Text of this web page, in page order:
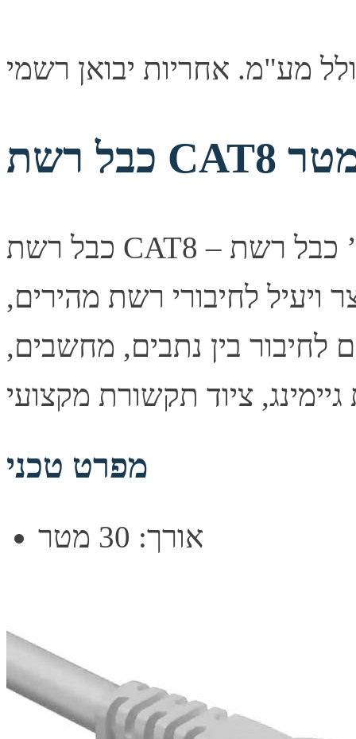
כבל רשת CAT8 – איכות ומהירות - אורך 30 מ’ כבל רשת CAT8
– פתרון צר ויעיל לחיבורי רשת מהירים,
לחיבור בין נתבים, מחשבים,
מפרט טכני
אורך: 30 מטר